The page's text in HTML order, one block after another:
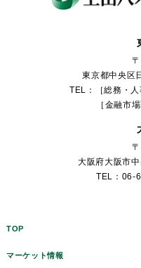
東京都中央区
TEL：［総務・
［金融市場取
大阪府大阪市
TEL：06-
TOP
マーケット情報